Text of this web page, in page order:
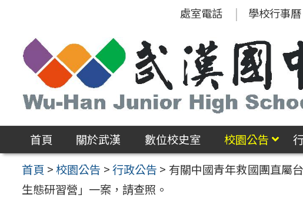
區
處室電話 學校行事曆
首頁 關於武漢 數位校史室 校園公告
首頁 >校園公告 >行政公告 > 有關中國青年救國團直屬
生態研習營」一案，請查照。